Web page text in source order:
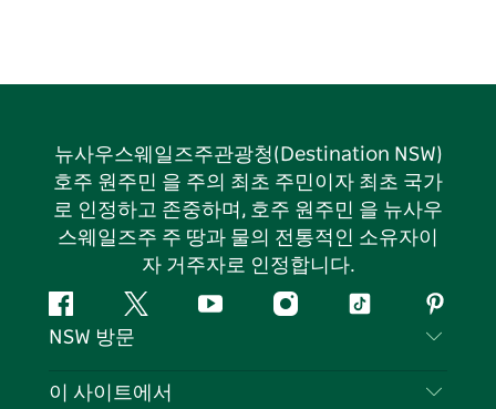
뉴사우스웨일즈주관광청(Destination NSW)
호주 원주민 을 주의 최초 주민이자 최초 국가
로 인정하고 존중하며, 호주 원주민 을 뉴사우
스웨일즈주 주 땅과 물의 전통적인 소유자이
자 거주자로 인정합니다.
페
이
북
지
다
유
인
틱
핀
터
스
NSW 방문
문의하기
이 사이트에서